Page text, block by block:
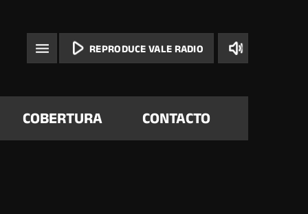
COBERTURA CONTACTO
menu play_arrowREPRODUCE VALE RADIO volume_up